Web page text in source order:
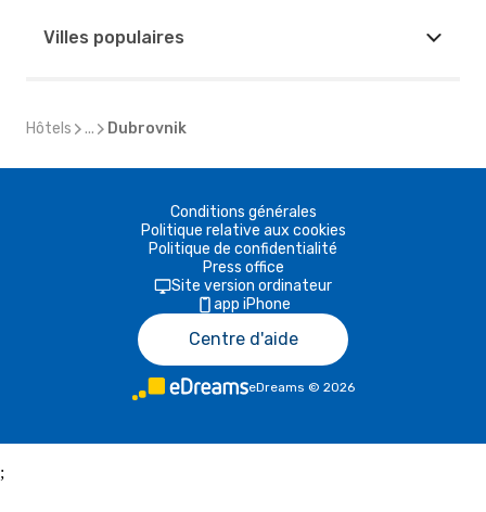
Villes populaires
Hôtels ... Dubrovnik
Conditions générales
Politique relative aux cookies
Politique de confidentialité
Press office
Site version ordinateur
app iPhone
Centre d'aide
eDreams © 2026
;